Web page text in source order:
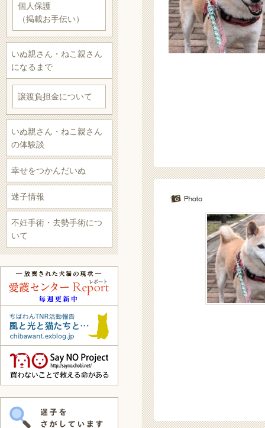
個人保護
（掲載お手伝い）
いぬ親さん・ねこ親さん
になるまで
譲渡負担金について
いぬ親さん・ねこ親さん
の体験談
幸せをつかんだいぬ
迷子情報
不妊手術・去勢手術につ
いて